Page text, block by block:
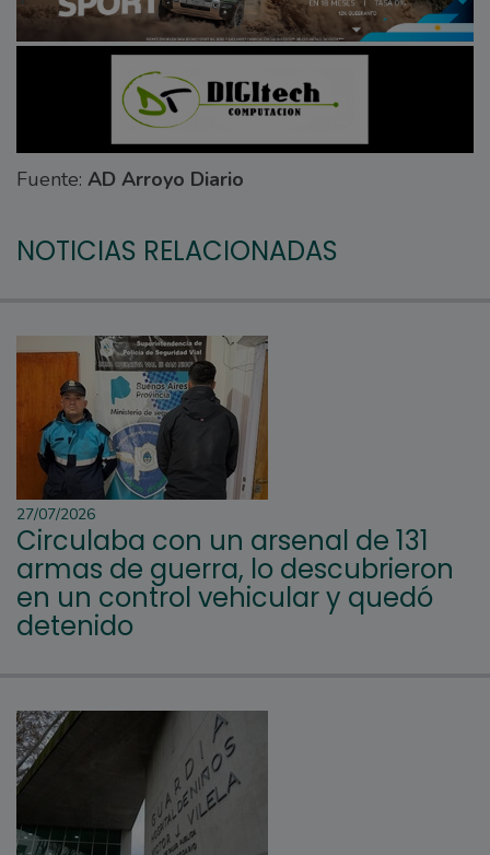
Fuente: AD Arroyo Diario
NOTICIAS RELACIONADAS
27/07/2026
Circulaba con un arsenal de 131
armas de guerra, lo descubrieron
en un control vehicular y quedó
detenido